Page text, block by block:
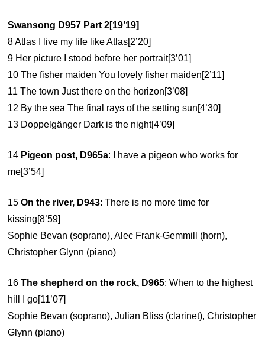
Swansong D957 Part 2[19’19]
8 Atlas I live my life like Atlas[2’20]
9 Her picture I stood before her portrait[3’01]
10 The fisher maiden You lovely fisher maiden[2’11]
11 The town Just there on the horizon[3’08]
12 By the sea The final rays of the setting sun[4’30]
13 Doppelgänger Dark is the night[4’09]
14 Pigeon post, D965a: I have a pigeon who works for
me[3’54]
15On the river, D943: There is no more time for
kissing[8’59]
Sophie Bevan (soprano), Alec Frank-Gemmill (horn),
Christopher Glynn (piano)
16The shepherd on the rock, D965: When to the highest
hill I go[11’07]
Sophie Bevan (soprano), Julian Bliss (clarinet), Christopher
Glynn (piano)